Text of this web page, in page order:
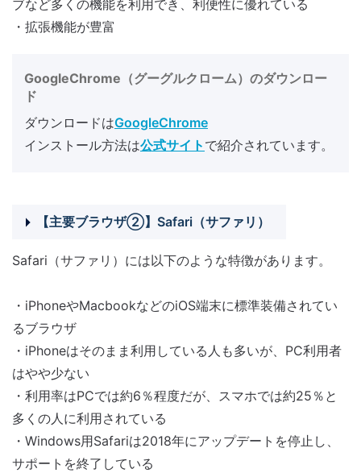
ブなど多くの機能を利用でき、利便性に優れている
・拡張機能が豊富
GoogleChrome（グーグルクローム）のダウンロー
ド
ダウンロードはGoogleChrome
インストール方法は公式サイト で紹介されています。
【主要ブラウザ②】Safari（サファリ）
Safari（サファリ）には以下のような特徴があります。
・iPhoneやMacbookなどのiOS端末に標準装備されてい
るブラウザ
・iPhoneはそのまま利用している人も多いが、PC利用者
はやや少ない
・利用率はPCでは約6％程度だが、スマホでは約25％と
多くの人に利用されている
・Windows用Safariは2018年にアップデートを停止し、
サポートを終了している